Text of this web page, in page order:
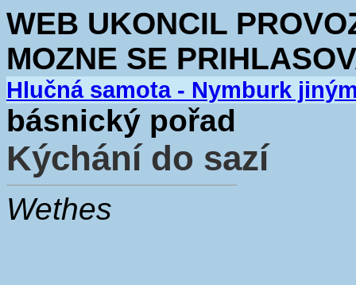
WEB UKONCIL
MOZNE SE
Hlučná samota - Nymburk
básnický pořad
Kýchání do sazí
Wethes